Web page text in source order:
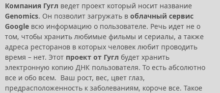
Компания Гугл ведет проект который носит название
Genomics. Он позволит загружать в облачный сервис
Google всю информацию о пользователе. Речь идет не о
том, чтобы хранить любимые фильмы и сериалы, а также
адреса ресторанов в которых человек любит проводить
время – нет. Этот проект от Гугл будет хранить
электронную копию ДНК пользователя. То есть абсолютно
все и обо всем. Ваш рост, вес, цвет глаз,
предрасположенность к заболеваниям, короче все. Такое